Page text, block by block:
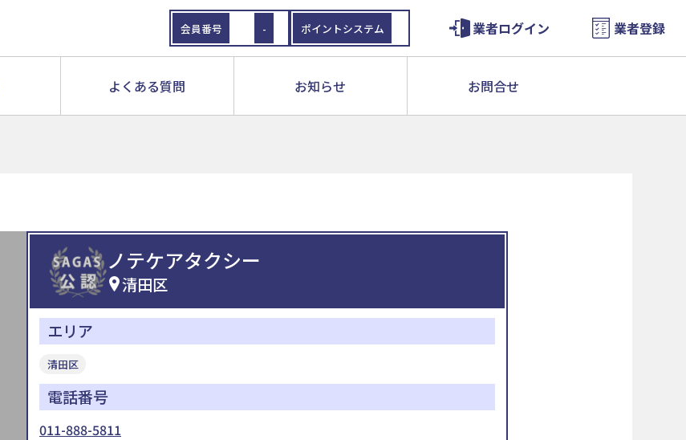
会員番号 - ポイントシステム 業者ログイン 業者登録
よくある質問 お知らせ お問合せ
ノテケアタクシー
清田区
エリア
清田区
電話番号
011-888-5811